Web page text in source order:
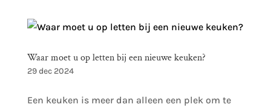
Waar moet u op letten bij een nieuwe keuken?
29 dec 2024
Een keuken is meer dan alleen een plek om te